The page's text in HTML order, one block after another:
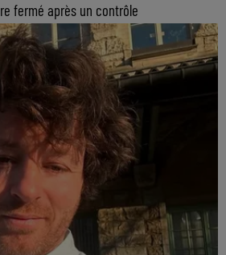
fermé après un contrôle